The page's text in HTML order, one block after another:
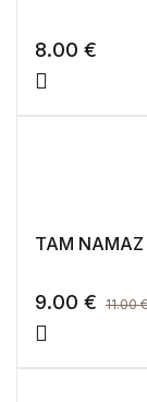
8.00 €
TAM NAMAZ
9.00 € 11.00€